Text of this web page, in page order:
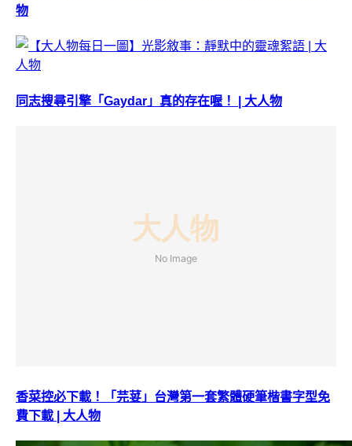
物
同志搜尋引擎「Gaydar」真的存在喔！ | 大人物
香菜控必下載！「芫荽」台灣第一套繁體硬筆楷書字型免
費下載 | 大人物